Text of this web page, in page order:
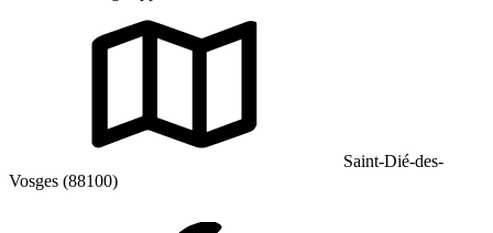
Saint-Dié-des-
Vosges (88100)